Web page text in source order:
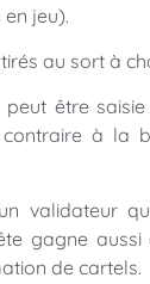
jeu).
au sort à
être
à la
validateur
gagne aussi
de cartels.